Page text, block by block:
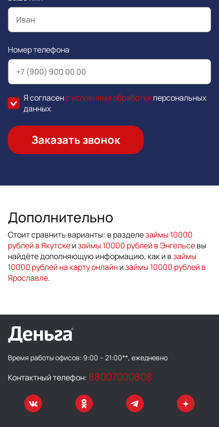
Номер телефона
Я согласенс условиями обработки персональных
данных
Заказать звонок
Дополнительно
Стоит сравнить варианты: в разделезаймы 10000
рублей в Якутскеизаймы 10000 рублей в Энгельсевы
найдёте дополняющую информацию, как и взаймы
10000 рублей на карту онлайнизаймы 10000 рублей в
Ярославле.
Время работы офисов: 9:00 – 21:00**, ежедневно
Контактный телефон: 88007000808